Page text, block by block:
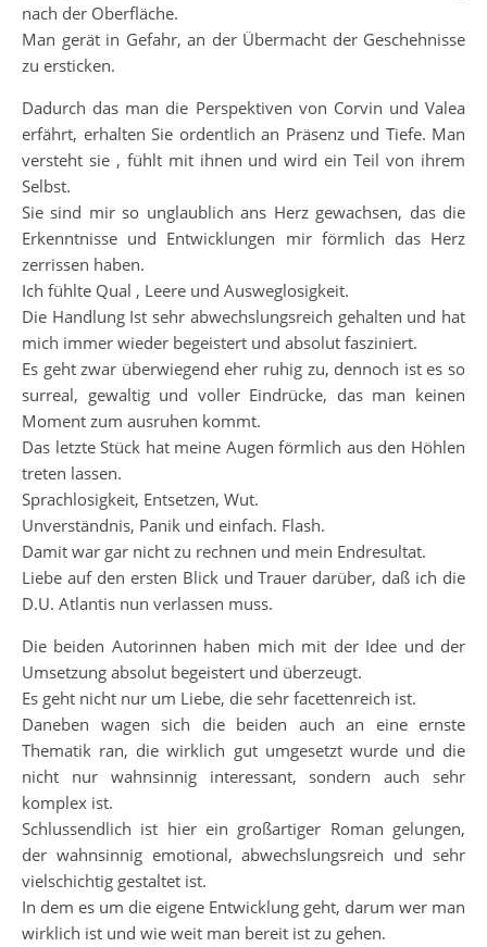
nach der Oberfläche.
Man gerät in Gefahr, an der Übermacht der Geschehnisse
zu ersticken.
Dadurch das man die Perspektiven von Corvin und Valea
erfährt, erhalten Sie ordentlich an Präsenz und Tiefe. Man
versteht sie , fühlt mit ihnen und wird ein Teil von ihrem
Selbst.
Sie sind mir so unglaublich ans Herz gewachsen, das die
Erkenntnisse und Entwicklungen mir förmlich das Herz
zerrissen haben.
Ich fühlte Qual , Leere und Ausweglosigkeit.
Die Handlung Ist sehr abwechslungsreich gehalten und hat
mich immer wieder begeistert und absolut fasziniert.
Es geht zwar überwiegend eher ruhig zu, dennoch ist es so
surreal, gewaltig und voller Eindrücke, das man keinen
Moment zum ausruhen kommt.
Das letzte Stück hat meine Augen förmlich aus den Höhlen
treten lassen.
Sprachlosigkeit, Entsetzen, Wut.
Unverständnis, Panik und einfach. Flash.
Damit war gar nicht zu rechnen und mein Endresultat.
Liebe auf den ersten Blick und Trauer darüber, daß ich die
D.U. Atlantis nun verlassen muss.
Die beiden Autorinnen haben mich mit der Idee und der
Umsetzung absolut begeistert und überzeugt.
Es geht nicht nur um Liebe, die sehr facettenreich ist.
Daneben wagen sich die beiden auch an eine ernste
Thematik ran, die wirklich gut umgesetzt wurde und die
nicht nur wahnsinnig interessant, sondern auch sehr
komplex ist.
Schlussendlich ist hier ein großartiger Roman gelungen,
der wahnsinnig emotional, abwechslungsreich und sehr
vielschichtig gestaltet ist.
In dem es um die eigene Entwicklung geht, darum wer man
wirklich ist und wie weit man bereit ist zu gehen.